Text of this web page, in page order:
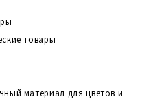
товары
материал для цветов и